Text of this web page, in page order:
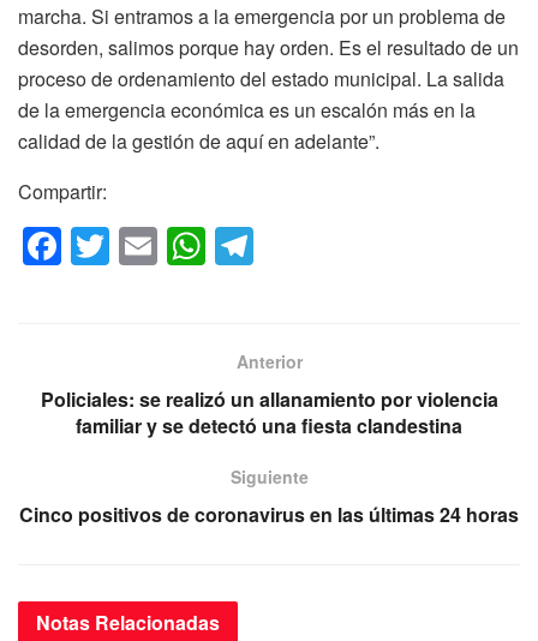
marcha. Si entramos a la emergencia por un problema de
desorden, salimos porque hay orden. Es el resultado de un
proceso de ordenamiento del estado municipal. La salida
de la emergencia económica es un escalón más en la
calidad de la gestión de aquí en adelante”.
Compartir:
F
b
o
k
T E W
A
p
gr
a
m
Anterior
Policiales: se realizó un allanamiento por violencia
familiar y se detectó una fiesta clandestina
Siguiente
Cinco positivos de coronavirus en las últimas 24 horas
Notas Relacionadas